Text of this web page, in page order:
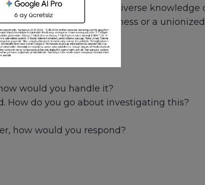
may need more diverse knowledge
in a similar sized business or a unionized
would you handle it?
How do you go about investigating this?
how would you respond?